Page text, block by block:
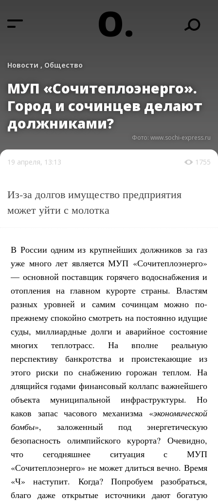
О.
Новости , Общество
МУП «Сочитеплоэнерго».
Город и сочинцев делают
должниками?
Фото: www.sochi-express.ru
19 апреля, 13:13 1755
Из-за долгов имущество предприятия
может уйти с молотка
В России одним из крупнейших должников за газ
уже много лет является МУП «Сочитеплоэнерго»
— основной поставщик горячего водоснабжения и
отопления на главном курорте страны. Властям
разных уровней и самим сочинцам можно по-
прежнему спокойно смотреть на постоянно идущие
суды, миллиардные долги и аварийное состояние
многих теплотрасс. На вполне реальную
перспективу банкротства и проистекающие из
этого риски по снабжению горожан теплом. На
длящийся годами финансовый коллапс важнейшего
объекта муниципальной инфраструктуры. Но
каков запас часового механизма «экономической
бомбы», заложенный под энергетическую
безопасность олимпийского курорта? Очевидно,
что сегодняшнее ситуация с МУП
«Сочитеплоэнерго» не может длиться вечно. Время
«Ч» наступит. Когда? Попробуем разобраться,
благо даже открытые источники дают богатую